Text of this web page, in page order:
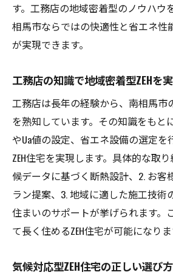
す。工務店の地域密着型のノウハウ
相馬市ならではの快適性と省エネ性
が実現できます。
工務店の知識で地域密着型ZEHを
工務店は長年の経験から、南相馬市
を熟知しています。その知識をもと
やUa値の設定、省エネ設備の選定を
ZEH住宅を実現します。具体的な取
候データに基づく断熱設計、2. お客
ラン提案、3. 地域に適した施工技術
住まいのサポートが挙げられます。
て長く住めるZEH住宅が可能になりま
気候対応型ZEH住宅の正しい選び方